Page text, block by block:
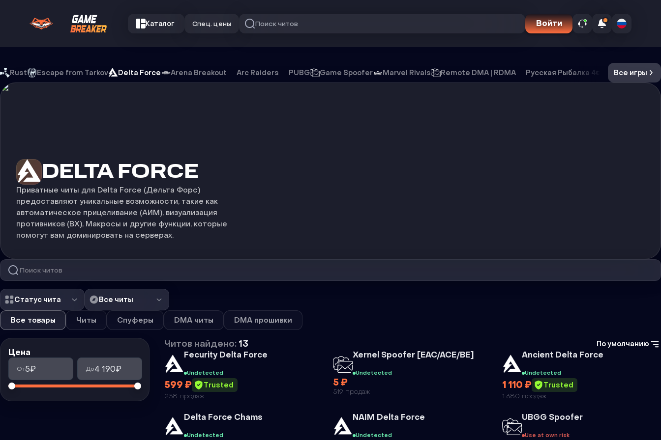
Каталог Спец. цены Поиск читов Войти
Rust Escape from Tarkov Delta Force Arena Breakout Arc Raiders PUBG Game Spoofer Marvel Rivals Remote DMA | RDMA Русская Рыбалка 4 CS2 DayZ
Все игры
ЧИТЫ НА
DELTA FORCE
Приватные читы для Delta Force (Дельта Форс)
предоставляют уникальные возможности, такие как
автоматическое прицеливание (АИМ), визуализация
противников (ВХ), Макросы и другие функции, которые
помогут вам доминировать на серверах.
Статус чита Все читы
Все товары Читы Спуферы DMA читы DMA прошивки
Цена
От5₽ До4 190₽
Читов найдено: 13 По умолчанию
Чит
Fecurity Delta Force
Undetected
599 ₽
Trusted
258 продаж
Чит
Xernel Spoofer [EAC/ACE/BE]
Undetected
5 ₽
519 продаж
Чит
Ancient Delta Force
Undetected
1 110 ₽
Trusted
1 680 продаж
Чит
Delta Force Chams
Undetected
Чит
NAIM Delta Force
Undetected
Чит
UBGG Spoofer
Use at own risk